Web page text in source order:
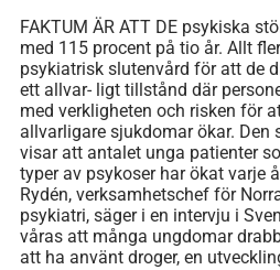
FAKTUM ÄR ATT DE psykiska
med 115 procent på tio år. Allt
psykiatrisk slutenvård för att de
ett allvar- ligt tillstånd där
med verkligheten och risken för
allvarligare sjukdomar ökar. Den
visar att antalet unga patienter
typer av psykoser har ökat varje
Rydén, verksamhetschef för
psykiatri, säger i en intervju i
våras att många ungdomar
att ha använt droger, en